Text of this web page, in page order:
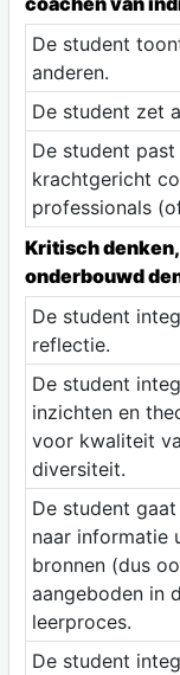
De student
anderen.
De student zet
De student
krachtgericht
professionals
Kritisch
onderbouwd
De student
reflectie.
De student
inzichten en
voor kwaliteit
diversiteit.
De student
naar informatie
bronnen (dus
aangeboden in
leerproces.
De student